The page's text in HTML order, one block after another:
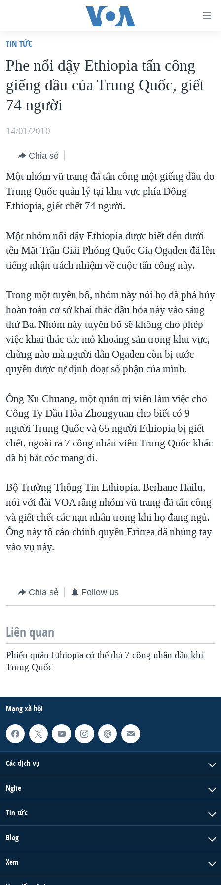
truy
cập
Tới
nội
chính
hướng
chính
Đi
"Tìm"
VIỆT NAM
HOA KỲ
BIỂN ĐÔNG
THẾ GIỚI
DIỄN ĐÀN
MỤC
TỰ DO BÁO CHÍ
VẠCH TRẦN TIN GIẢ
NGƯỜI VIỆT HẢI NGOẠI
ĐỜI SỐNG
KINH TẾ
SỨC KHOẺ
VĂN HOÁ
THỂ THAO
GIÁO DỤC
CHUYÊN ĐỀ
CHIẾN TRANH THƯƠNG MẠI CỦA MỸ: QUÁ KHỨ VÀ HIỆN
HÀNH TRÌNH BẦU CỬ 2024
MỘT NĂM CHIẾN TRANH TẠI DẢI GAZA
NGÀY TỊ NẠN THẾ GIỚI
TRỊNH VĨNH BÌNH - NGƯỜI HẠ 'BÊN THẮNG CUỘC'
GROUND ZERO – XƯA VÀ NAY
CÁC GIÁ TRỊ CỘNG HÒA Ở VIỆT NAM
TRỊNH VĨNH BÌNH VS. CHÍNH PHỦ VIỆT NAM
NGƯ DÂN VIỆT VÀ LÀN SÓNG TRỘM HẢI SÂM
BÊN KIA QUỐC LỘ: TIẾNG VỌNG TỪ NÔNG THÔN MỸ
QUAN HỆ VIỆT MỸ
HỌC TIẾNG ANH
VIDEO
NGHE
Ngôn ngữ khác
TIN TỨC
Phe nổi dậy Ethiopia tấn công
giếng dầu của Trung Quốc, giết
74 người
14/01/2010
Chia sẻ
Một nhóm vũ trang đã tấn công một giếng dầu do
Trung Quốc quản lý tại khu vực phía Đông
Ethiopia, giết chết 74 người.
Một nhóm nổi dậy Ethiopia được biết đến dưới
tên Mặt Trận Giải Phóng Quốc Gia Ogaden đã lên
tiếng nhận trách nhiệm về cuộc tấn công này.
Trong một tuyên bố, nhóm này nói họ đã phá hủy
hoàn toàn cơ sở khai thác dầu hỏa này vào sáng
thứ Ba. Nhóm này tuyên bố sẽ không cho phép
việc khai thác các mỏ khoáng sản trong khu vực,
chừng nào mà người dân Ogaden còn bị tước
quyền được tự định đoạt số phận của mình.
Ông Xu Chuang, một quản trị viên làm việc cho
Công Ty Dầu Hỏa Zhongyuan cho biết có 9
người Trung Quốc và 65 người Ethiopia bị giết
chết, ngoài ra 7 công nhân viên Trung Quốc khác
đã bị bắt cóc mang đi.
Bộ Trưởng Thông Tin Ethiopia, Berhane Hailu,
nói với đài VOA rằng nhóm vũ trang đã tấn công
và giết chết các nạn nhân trong khi họ đang ngủ.
Ông này tố cáo chính quyền Eritrea đã nhúng tay
vào vụ này.
Chia sẻ Follow us
Liên quan
Phiến quân Ethiopia có thể thả 7 công nhân dầu khí
Trung Quốc
Mạng xã hội
Các dịch vụ
Nghe
Tin tức
Blog
Xem